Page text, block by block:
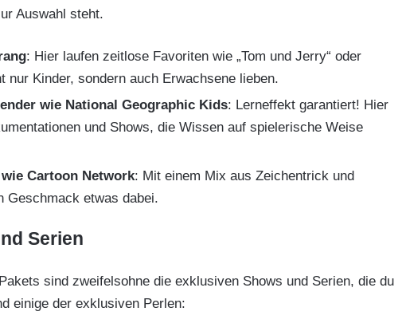
Auswahl steht.
: Hier laufen zeitlose Favoriten wie „Tom und Jerry“ oder
nur Kinder, sondern auch Erwachsene lieben.
wie National Geographic Kids: Lerneffekt garantiert! Hier
und Shows, die Wissen auf spielerische Weise
Cartoon Network: Mit einem Mix aus Zeichentrick und
Geschmack etwas dabei.
Serien
sind zweifelsohne die exklusiven Shows und Serien, die du
einige der exklusiven Perlen: